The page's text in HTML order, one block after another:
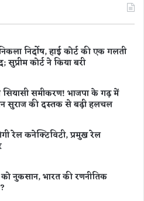
निर्दोष, हाई कोर्ट की एक गलती
कोर्ट ने किया बरी
सियासी समीकरण! भाजपा के गढ़ में
सुराज की दस्तक से बढ़ी हलचल
रेल कनेक्टिविटी, प्रमुख रेल
नुकसान, भारत की रणनीतिक